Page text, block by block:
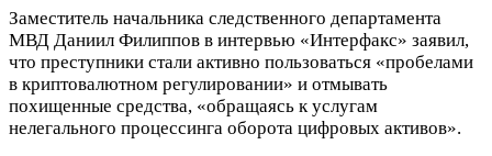
Заместитель начальника следственного департамента
МВД Даниил Филиппов в интервью «Интерфакс» заявил,
что преступники стали активно пользоваться «пробелами
в криптовалютном регулировании» и отмывать
похищенные средства, «обращаясь к услугам
нелегального процессинга оборота цифровых активов».